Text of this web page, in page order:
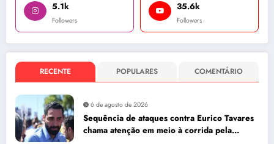
5.1k
Followers
35.6k
Followers
RECENTE POPULARES COMENTÁRIO
6 de agosto de 2026
Sequência de ataques contra Eurico Tavares
chama atenção em meio à corrida pela